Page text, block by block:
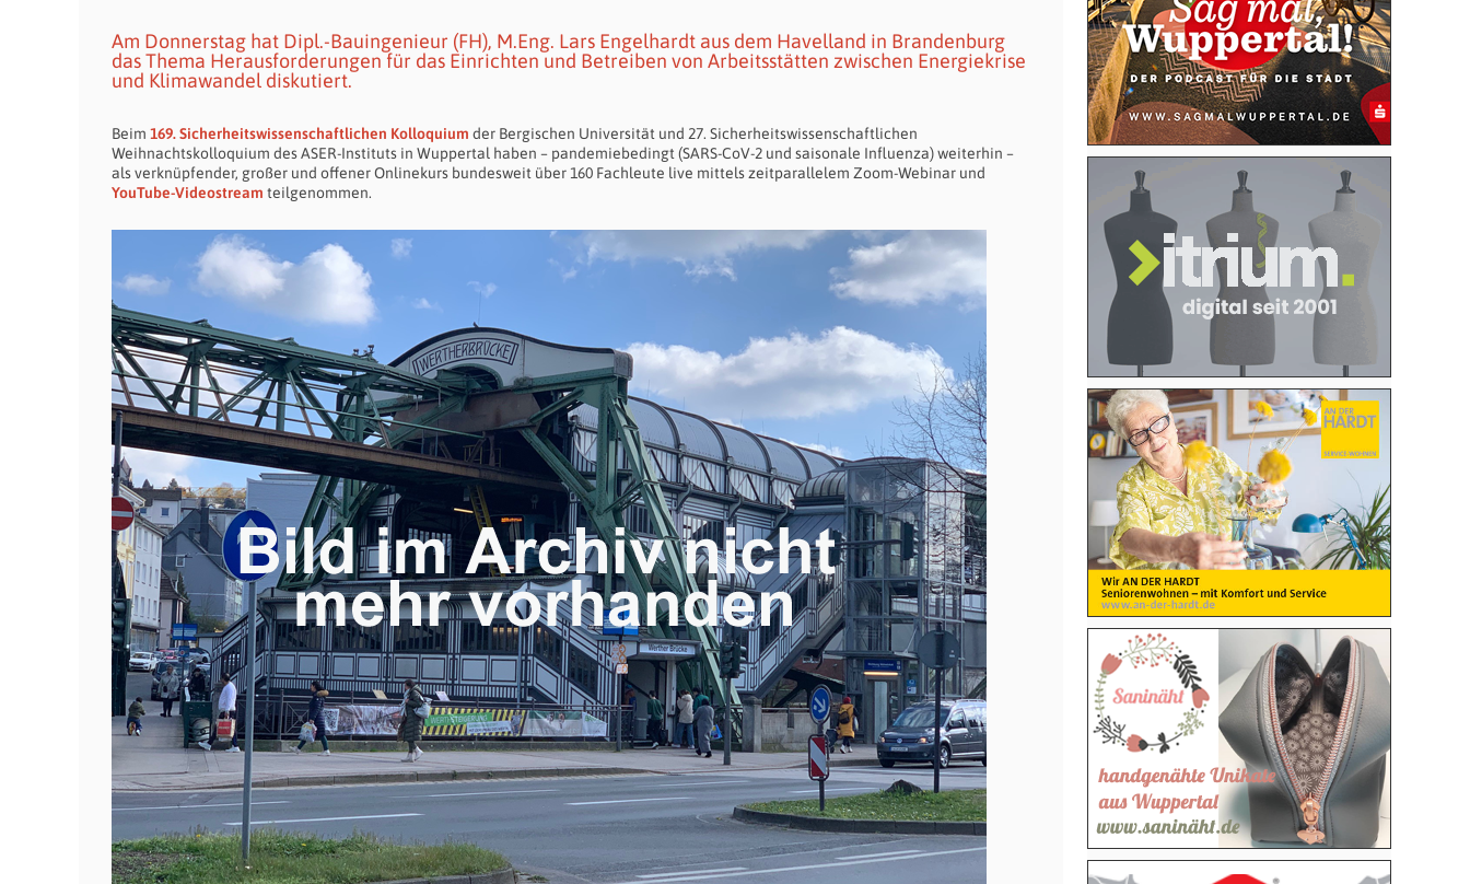
Am Donnerstag hat Dipl.-Bauingenieur (FH), M.Eng. Lars Engelhardt aus dem Havelland in Brandenburg
das Thema Herausforderungen für das Einrichten und Betreiben von Arbeitsstätten zwischen Energiekrise
und Klimawandel diskutiert.
Beim 169. Sicherheitswissenschaftlichen Kolloquium der Bergischen Universität und 27. Sicherheitswissenschaftlichen
Weihnachtskolloquium des ASER-Instituts in Wuppertal haben – pandemiebedingt (SARS-CoV-2 und saisonale Influenza) weiterhin –
als verknüpfender, großer und offener Onlinekurs bundesweit über 160 Fachleute live mittels zeitparallelem Zoom-Webinar und
YouTube-Videostream teilgenommen.